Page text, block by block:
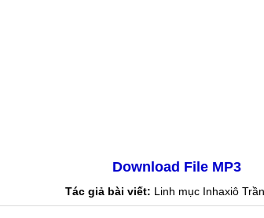
Download File MP3
Tác giả bài viết: Linh mục Inhaxiô